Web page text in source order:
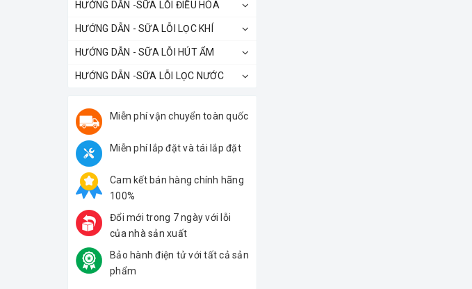
HƯỚNG DẪN -SỮA LỖI ĐIỀU HÒA
HƯỚNG DẪN - SỮA LỖI LỌC KHÍ
HƯỚNG DẪN - SỮA LỖI HÚT ẨM
HƯỚNG DẪN -SỮA LỖI LỌC NƯỚC
Miễn phí vận chuyển toàn quốc
Miễn phí lắp đặt và tái lắp đặt
Cam kết bán hàng chính hãng
100%
Đổi mới trong 7 ngày với lỗi
của nhà sản xuất
Bảo hành điện tử với tất cả sản
phẩm